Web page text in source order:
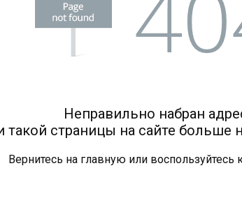
Неправильно набран
такой страницы на сайте больше
Вернитесь на главную или воспользуйтесь